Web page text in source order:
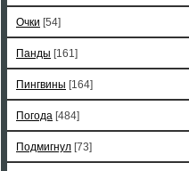
Очки [54]
Панды [161]
Пингвины [164]
Погода [484]
Подмигнул [73]